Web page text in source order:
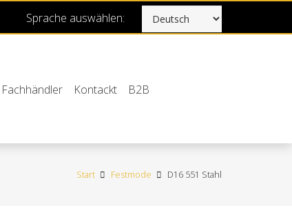
Sprache auswählen:
Fachhändler Kontackt B2B
Start Festmode D16 551 Stahl